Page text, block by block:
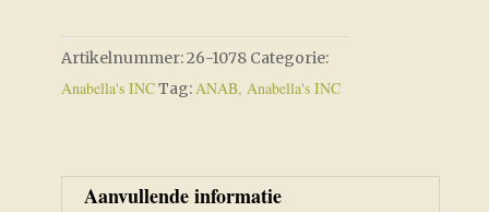
Artikelnummer:26-1078 Categorie:
Anabella's INCTag:ANAB, Anabella's INC
Aanvullende informatie